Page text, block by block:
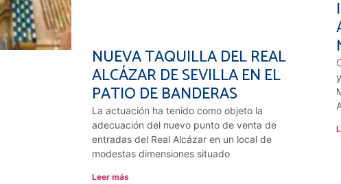
NUEVA TAQUILLA DEL REAL
ALCÁZAR DE SEVILLA EN EL
PATIO DE BANDERAS
La actuación ha tenido como objeto la
adecuación del nuevo punto de venta de
entradas del Real Alcázar en un local de
modestas dimensiones situado
Leer más